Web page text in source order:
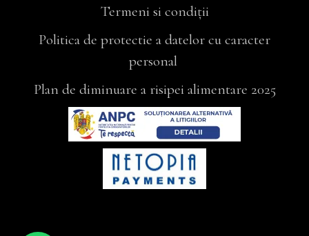
Termeni si condiții
Politica de protectie a datelor cu caracter
personal
Plan de diminuare a risipei alimentare 2025